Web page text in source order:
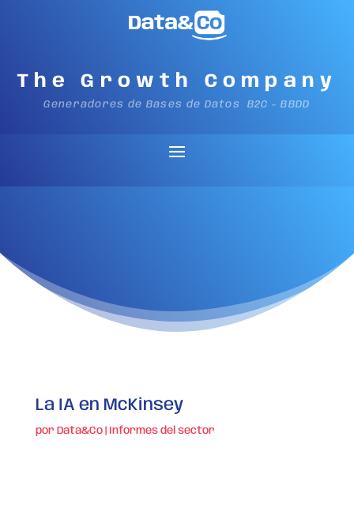
The Growth Company
Generadores de Bases de Datos B2C - BBDD
La IA en McKinsey
por Data&Co| Informes del sector